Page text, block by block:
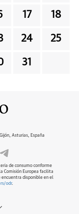
17 18
24 25
31
Asturias, España
de consumo conforme
Comisión Europea facilita
disponible en el
odr.